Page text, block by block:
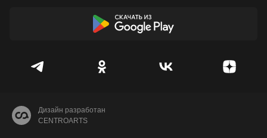
Дизайн разработан
CENTROARTS